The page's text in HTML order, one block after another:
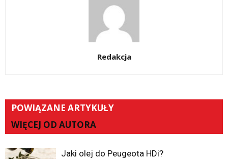
Redakcja
POWIĄZANE ARTYKUŁY
WIĘCEJ OD AUTORA
Jaki olej do Peugeota HDi?